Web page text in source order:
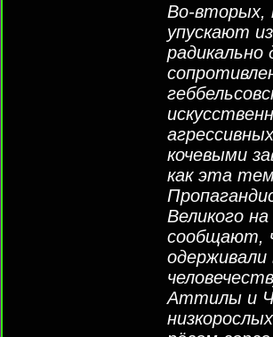
Во-вторых,
упускают
кочевыми
как эта
Великого
сообщают,
одерживали
Аттилы и